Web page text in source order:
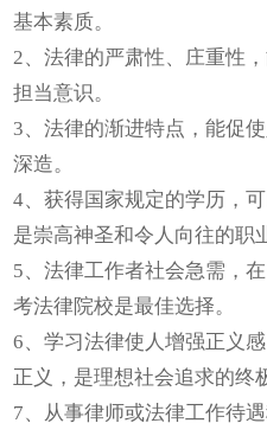
基本素质。
2、法律的严肃性、庄重性
担当意识。
3、法律的渐进特点，能促
深造。
4、获得国家规定的学历，
是崇高神圣和令人向往的职
5、法律工作者社会急需，
考法律院校是最佳选择。
6、学习法律使人增强正义
正义，是理想社会追求的终
7、从事律师或法律工作待